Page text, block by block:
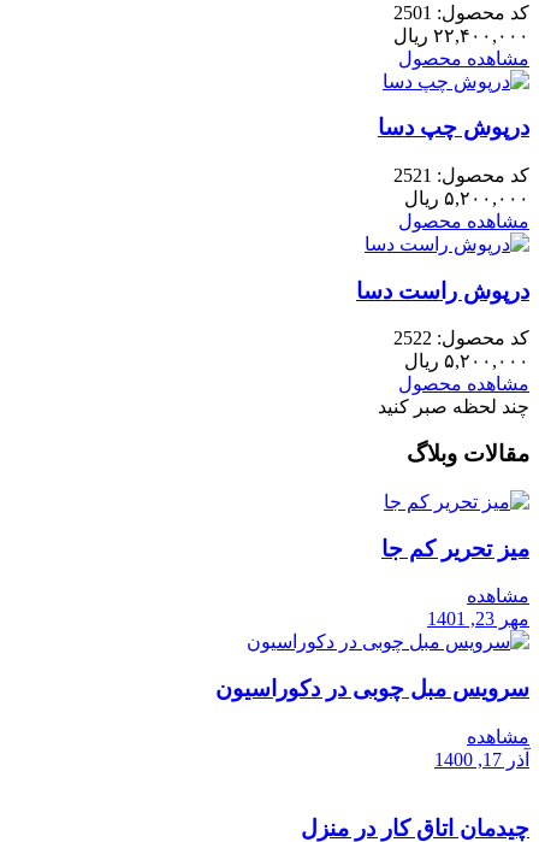
کد محصول: 2501
۲۲,۴۰۰,۰۰۰ ریال
مشاهده محصول
درپوش چپ دسا
کد محصول: 2521
۵,۲۰۰,۰۰۰ ریال
مشاهده محصول
درپوش راست دسا
کد محصول: 2522
۵,۲۰۰,۰۰۰ ریال
مشاهده محصول
چند لحظه صبر کنید
مقالات وبلاگ
میز تحریر کم جا
مشاهده
مهر 23, 1401
سرویس مبل چوبی در دکوراسیون
مشاهده
آذر 17, 1400
چیدمان اتاق کار در منزل